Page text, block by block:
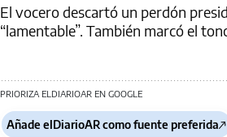
El vocero descartó un perdón
“lamentable”. También marcó el
PRIORIZA ELDIARIOAR EN GOOGLE
Añade elDiarioAR como fuente preferida